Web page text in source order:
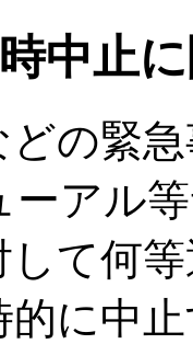
中止
どの緊
アル
して何
的に中